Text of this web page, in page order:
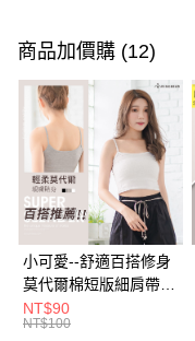
信用卡一次付款
超商取貨付款
LINE Pay
Apple Pay
街口支付
悠遊付
Google Pay
全盈+PAY
商品加價購 (12)
小可愛--舒適百搭修身
莫代爾棉短版細肩帶素
色背心(白.黑.灰L-2L)-
U582眼圈熊中大尺碼
NT$90
NT$100